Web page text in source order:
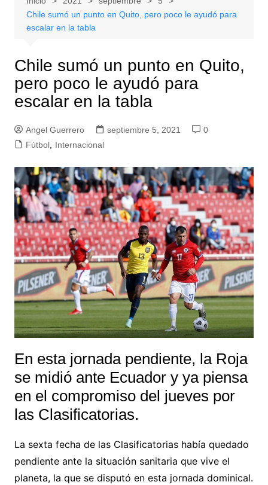
Chile sumó un punto en Quito, pero poco le ayudó para
escalar en la tabla
Chile sumó un punto en Quito,
pero poco le ayudó para
escalar en la tabla
Angel Guerrero septiembre 5, 2021
0
Fútbol, Internacional
En esta jornada pendiente, la Roja
se midió ante Ecuador y ya piensa
en el compromiso del jueves por
las Clasificatorias.
La sexta fecha de las Clasificatorias había quedado
pendiente ante la situación sanitaria que vive el
planeta, la que se disputó en esta jornada dominical.